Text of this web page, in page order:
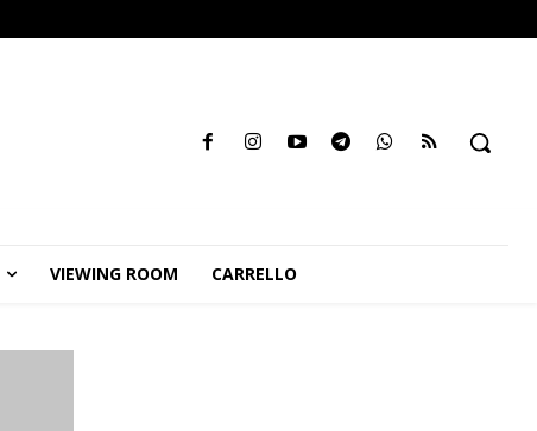
VIEWING ROOM CARRELLO